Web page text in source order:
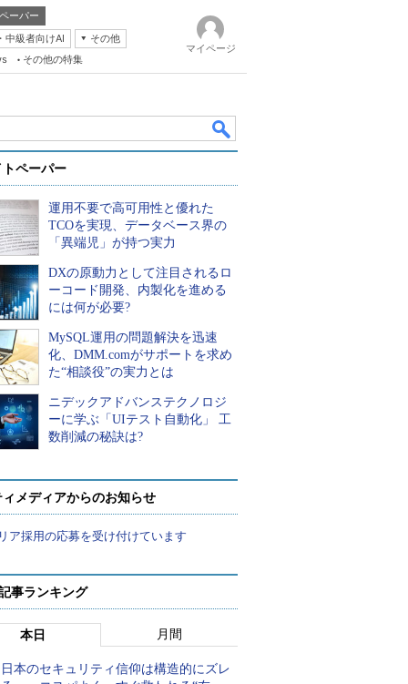
ーパー
中級者向けAI
その他
その他の特集
マイページ
ペーパー
運用不要で高可用性と優れた
TCOを実現、データベース界の
「異端児」が持つ実力
DXの原動力として注目されるロ
ーコード開発、内製化を進める
には何が必要?
MySQL運用の問題解決を迅速
化、DMM.comがサポートを求め
た“相談役”の実力とは
ニデックアドバンステクノロジ
ーに学ぶ「UIテスト自動化」 工
数削減の秘訣は?
メディアからのお知らせ
ア採用の応募を受け付けています
事ランキング
本日 月間
本のセキュリティ信仰は構造的にズレ